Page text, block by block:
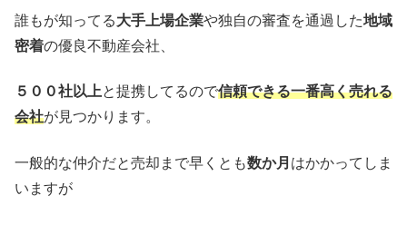
誰もが知ってる大手上場企業や独自の審査を通過した地域
密着の優良不動産会社、
５００社以上と提携してるので信頼できる一番高く売れる
会社が見つかります。
一般的な仲介だと売却まで早くとも数か月 はかかってしま
いますが